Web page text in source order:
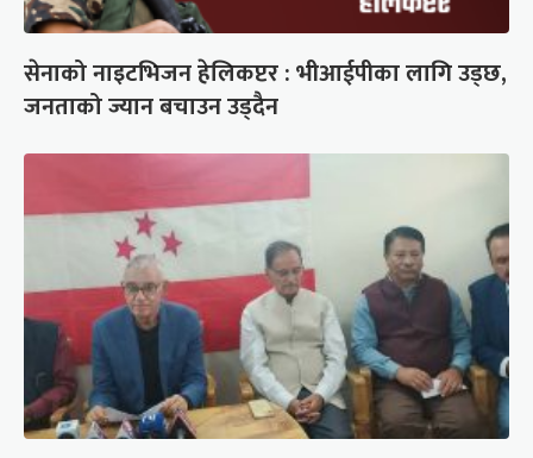
सेनाको नाइटभिजन हेलिकप्टर : भीआईपीका लागि उड्छ,
जनताको ज्यान बचाउन उड्दैन